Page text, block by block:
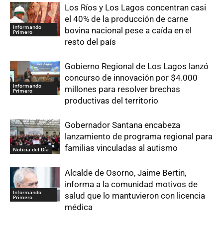
Informando
Primero
Los Ríos y Los Lagos concentran casi
el 40% de la producción de carne
bovina nacional pese a caída en el
resto del país
Informando
Primero
Gobierno Regional de Los Lagos lanzó
concurso de innovación por $4.000
millones para resolver brechas
productivas del territorio
Noticia del Día
Gobernador Santana encabeza
lanzamiento de programa regional para
familias vinculadas al autismo
Informando
Primero
Alcalde de Osorno, Jaime Bertin,
informa a la comunidad motivos de
salud que lo mantuvieron con licencia
médica